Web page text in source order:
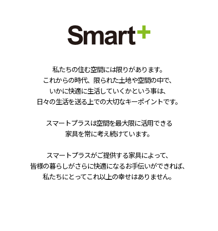
私たちの住む空間には限りがあります。
これからの時代、限られた土地や空間の中で、
いかに快適に生活していくかという事は、
日々の生活を送る上での大切なキーポイントです。
スマートプラスは空間を最大限に活用できる
家具を常に考え続けています。
スマートプラスがご提供する家具によって、
皆様の暮らしがさらに快適になるお手伝いができれば、
私たちにとってこれ以上の幸せはありません。